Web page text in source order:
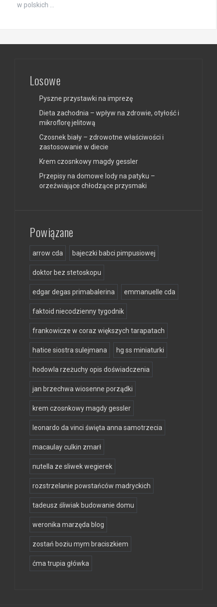
w polskich …
Losowe
Pyszne przystawki na imprezę
Dieta zachodnia – wpływ na zdrowie, otyłość i
mikroflorę jelitową
Czosnek biały – zdrowotne właściwości i
zastosowanie w diecie
Krem czosnkowy magdy gessler
Przepisy na domowe lody na patyku –
orzeźwiające chłodzące przysmaki
Powiązane
arrow cda bajeczki babci pimpusiowej
doktor bez stetoskopu
edgar degas primabalerina emmanuelle cda
faktoid niecodzienny tygodnik
frankowicze w coraz większych tarapatach
hatice siostra sulejmana hg ss miniaturki
hodowla rzeżuchy opis doświadczenia
jan brzechwa wiosenne porządki
krem czosnkowy magdy gessler
leonardo da vinci święta anna samotrzecia
macaulay culkin zmarł
nutella ze sliwek wegierek
rozstrzelanie powstańców madryckich
tadeusz śliwiak budowanie domu
weronika marzęda blog
zostań boziu mym braciszkiem
ćma trupia główka